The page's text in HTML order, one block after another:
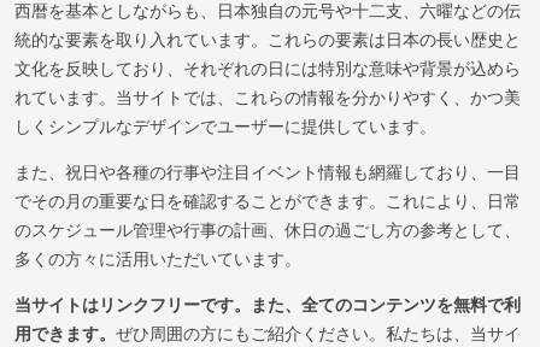
西暦を基本としながらも、日本独自の元号や十二支、六曜などの伝
統的な要素を取り入れています。これらの要素は日本の長い歴史と
文化を反映しており、それぞれの日には特別な意味や背景が込めら
れています。当サイトでは、これらの情報を分かりやすく、かつ美
しくシンプルなデザインでユーザーに提供しています。
また、祝日や各種の行事や注目イベント情報も網羅しており、一目
でその月の重要な日を確認することができます。これにより、日常
のスケジュール管理や行事の計画、休日の過ごし方の参考として、
多くの方々に活用いただいています。
当サイトはリンクフリーです。また、全てのコンテンツを無料で利
用できます。 ぜひ周囲の方にもご紹介ください。私たちは、当サイ